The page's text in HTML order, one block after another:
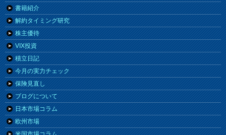
書籍紹介
解約タイミング研究
株主優待
VIX投資
積立日記
今月の実力チェック
保険見直し
ブログについて
日本市場コラム
欧州市場